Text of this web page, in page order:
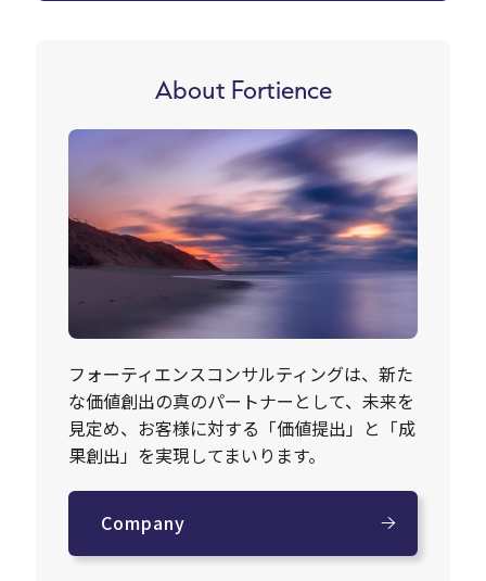
About Fortience
フォーティエンスコンサルティングは、新た
な価値創出の真のパートナーとして、未来を
見定め、お客様に対する「価値提出」と「成
果創出」を実現してまいります。
Company